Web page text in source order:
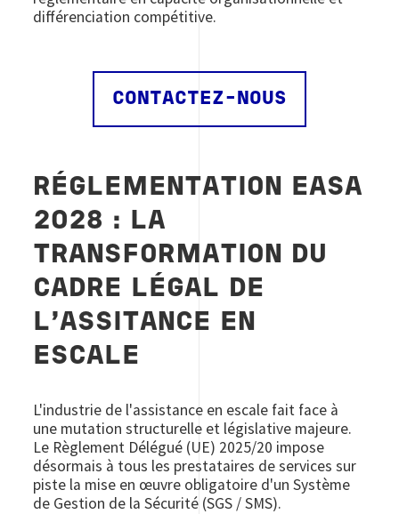
différenciation compétitive.
CONTACTEZ-NOUS
RÉGLEMENTATION EASA
2028 : LA
TRANSFORMATION DU
CADRE LÉGAL DE
L'ASSITANCE EN
ESCALE
L'industrie de l'assistance en escale fait face à
une mutation structurelle et législative majeure.
Le Règlement Délégué (UE) 2025/20 impose
désormais à tous les prestataires de services sur
piste la mise en œuvre obligatoire d'un Système
de Gestion de la Sécurité (SGS / SMS).